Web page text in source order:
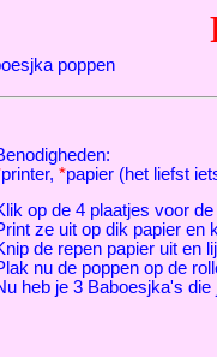
poppen
printer, *papier (het liefst
op de 4 plaatjes voor
ze uit op dik papier en
de repen papier uit en
nu de poppen op de
heb je 3 Baboesjka's